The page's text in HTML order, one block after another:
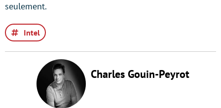
seulement.
Intel
Charles Gouin-Peyrot